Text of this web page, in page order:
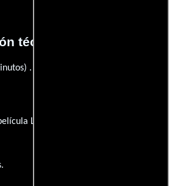
técnica y general
.
Last Chance Love fué producida
.